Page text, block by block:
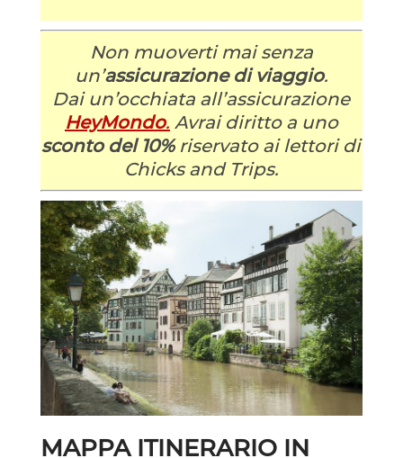
Non muoverti mai senza
un’assicurazione di viaggio.
Dai un’occhiata all’assicurazione
HeyMondo. Avrai diritto a uno
sconto del 10%riservato ai lettori di
Chicks and Trips.
MAPPA ITINERARIO IN